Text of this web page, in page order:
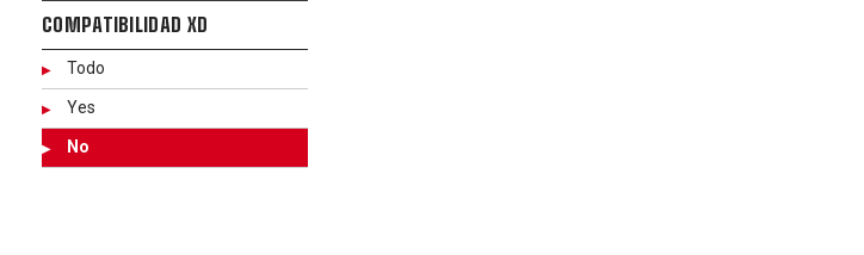
COMPATIBILIDAD XD
Todo
Yes
No